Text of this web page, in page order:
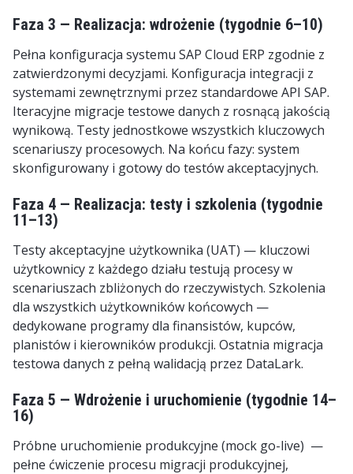
Faza 3 — Realizacja: wdrożenie (tygodnie 6–10)
Pełna konfiguracja systemu SAP Cloud ERP zgodnie z
zatwierdzonymi decyzjami. Konfiguracja integracji z
systemami zewnętrznymi przez standardowe API SAP.
Iteracyjne migracje testowe danych z rosnącą jakością
wynikową. Testy jednostkowe wszystkich kluczowych
scenariuszy procesowych. Na końcu fazy: system
skonfigurowany i gotowy do testów akceptacyjnych.
Faza 4 — Realizacja: testy i szkolenia (tygodnie
11–13)
Testy akceptacyjne użytkownika (UAT) — kluczowi
użytkownicy z każdego działu testują procesy w
scenariuszach zbliżonych do rzeczywistych. Szkolenia
dla wszystkich użytkowników końcowych —
dedykowane programy dla finansistów, kupców,
planistów i kierowników produkcji. Ostatnia migracja
testowa danych z pełną walidacją przez DataLark.
Faza 5 — Wdrożenie i uruchomienie (tygodnie 14–
16)
Próbne uruchomienie produkcyjne (mock go-live) —
pełne ćwiczenie procesu migracji produkcyjnej,